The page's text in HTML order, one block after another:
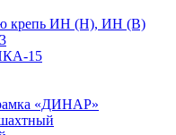
крепь ИН (Н), ИН (В)
15
рамка «ДИНАР»